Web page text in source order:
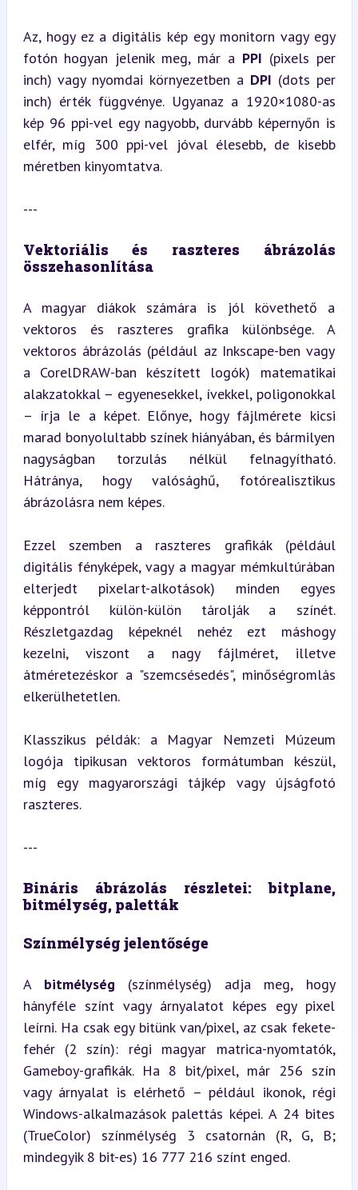
Az, hogy ez a digitális kép egy monitorn vagy egy
fotón hogyan jelenik meg, már a PPI (pixels per
inch) vagy nyomdai környezetben a DPI (dots per
inch) érték függvénye. Ugyanaz a 1920×1080-as
kép 96 ppi-vel egy nagyobb, durvább képernyőn is
elfér, míg 300 ppi-vel jóval élesebb, de kisebb
méretben kinyomtatva.
---
Vektoriális és raszteres ábrázolás
összehasonlítása
A magyar diákok számára is jól követhető a
vektoros és raszteres grafika különbsége. A
vektoros ábrázolás (például az Inkscape-ben vagy
a CorelDRAW-ban készített logók) matematikai
alakzatokkal – egyenesekkel, ívekkel, poligonokkal
– írja le a képet. Előnye, hogy fájlmérete kicsi
marad bonyolultabb színek hiányában, és bármilyen
nagyságban torzulás nélkül felnagyítható.
Hátránya, hogy valósághű, fotórealisztikus
ábrázolásra nem képes.
Ezzel szemben a raszteres grafikák (például
digitális fényképek, vagy a magyar mémkultúrában
elterjedt pixelart-alkotások) minden egyes
képpontról külön-külön tárolják a színét.
Részletgazdag képeknél nehéz ezt máshogy
kezelni, viszont a nagy fájlméret, illetve
átméretezéskor a "szemcsésedés", minőségromlás
elkerülhetetlen.
Klasszikus példák: a Magyar Nemzeti Múzeum
logója tipikusan vektoros formátumban készül,
míg egy magyarországi tájkép vagy újságfotó
raszteres.
---
Bináris ábrázolás részletei: bitplane,
bitmélység, paletták
Színmélység jelentősége
A bitmélység (színmélység) adja meg, hogy
hányféle színt vagy árnyalatot képes egy pixel
leírni. Ha csak egy bitünk van/pixel, az csak fekete-
fehér (2 szín): régi magyar matrica-nyomtatók,
Gameboy-grafikák. Ha 8 bit/pixel, már 256 szín
vagy árnyalat is elérhető – például ikonok, régi
Windows-alkalmazások palettás képei. A 24 bites
(TrueColor) színmélység 3 csatornán (R, G, B;
mindegyik 8 bit-es) 16 777 216 színt enged.